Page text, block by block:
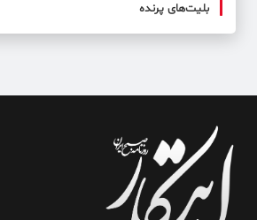
بلیت‌های پرنده